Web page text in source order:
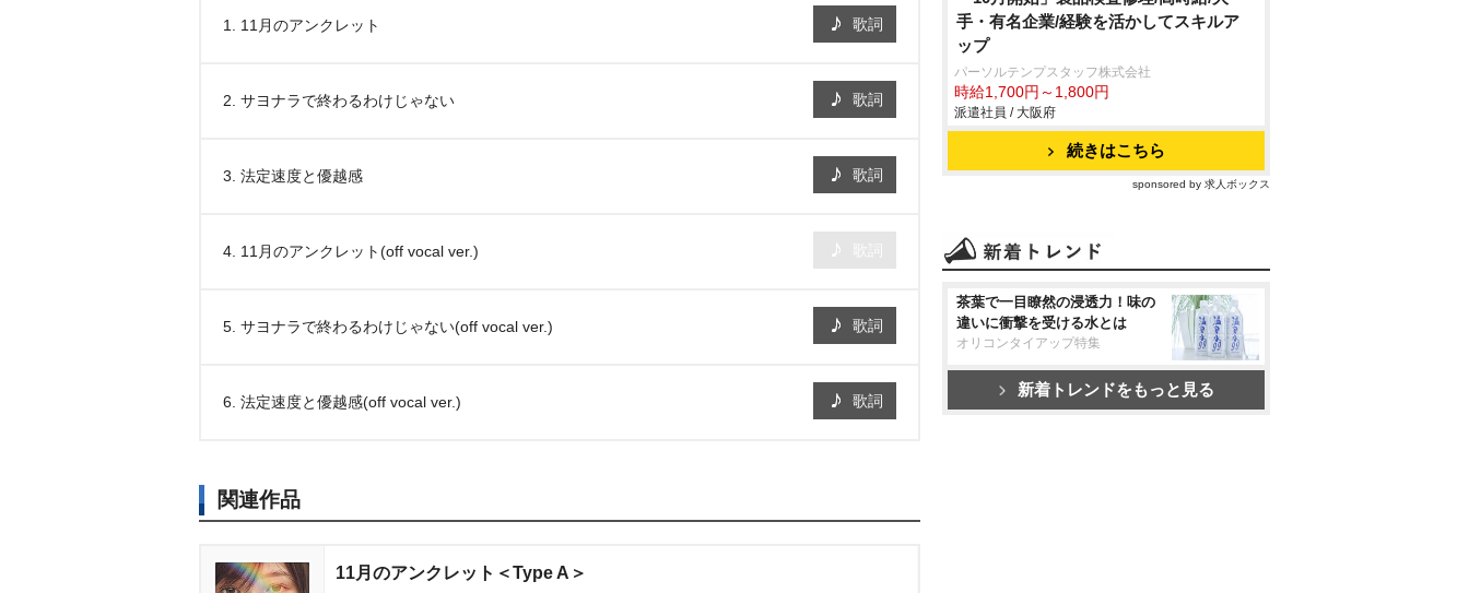
1. 11月のアンクレット 歌詞
2. サヨナラで終わるわけじゃない 歌詞
3. 法定速度と優越感 歌詞
4. 11月のアンクレット(off vocal ver.)
5. サヨナラで終わるわけじゃない(off vocal ver.) 歌詞
6. 法定速度と優越感(off vocal ver.) 歌詞
関連作品
11月のアンクレット＜Type A＞
手・有名企業/経験を活かしてスキルア
ップ
パーソルテンプスタッフ株式会社
時給1,700円～1,800円
派遣社員 / 大阪府
続きはこちら
sponsored by 求人ボックス
茶葉で一目瞭然の浸透力！味の
違いに衝撃を受ける水とは
オリコンタイアップ特集
新着トレンドをもっと見る